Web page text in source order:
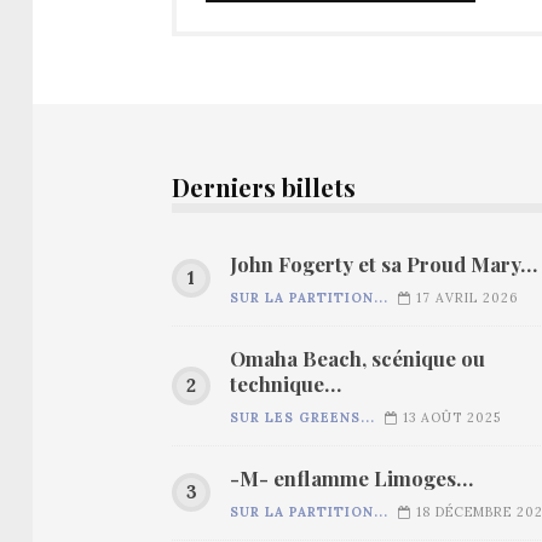
Derniers billets
John Fogerty et sa Proud Mary…
SUR LA PARTITION... 17 AVRIL 2026
Omaha Beach, scénique ou
technique…
SUR LES GREENS... 13 AOÛT 2025
-M- enflamme Limoges…
SUR LA PARTITION... 18 DÉCEMBRE